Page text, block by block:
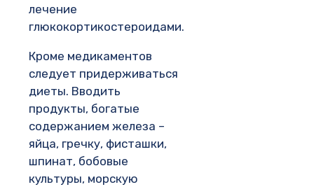
лечение
глюкокортикостероидами.
Кроме медикаментов
следует придерживаться
диеты. Вводить
продукты, богатые
содержанием железа –
яйца, гречку, фисташки,
шпинат, бобовые
культуры, морскую